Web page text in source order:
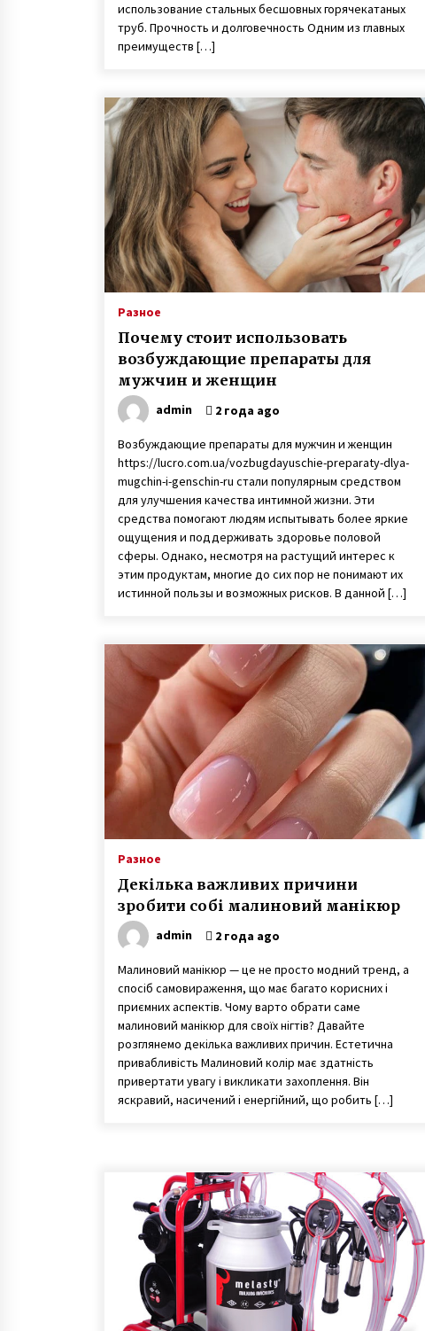
использование стальных бесшовных горячекатаных
труб. Прочность и долговечность Одним из главных
преимуществ […]
Разное
Почему стоит использовать
возбуждающие препараты для
мужчин и женщин
admin 2 года ago
Возбуждающие препараты для мужчин и женщин
https://lucro.com.ua/vozbugdayuschie-preparaty-dlya-
mugchin-i-genschin-ru стали популярным средством
для улучшения качества интимной жизни. Эти
средства помогают людям испытывать более яркие
ощущения и поддерживать здоровье половой
сферы. Однако, несмотря на растущий интерес к
этим продуктам, многие до сих пор не понимают их
истинной пользы и возможных рисков. В данной […]
Разное
Декілька важливих причини
зробити собі малиновий манікюр
admin 2 года ago
Малиновий манікюр — це не просто модний тренд, а
спосіб самовираження, що має багато корисних і
приємних аспектів. Чому варто обрати саме
малиновий манікюр для своїх нігтів? Давайте
розглянемо декілька важливих причин. Естетична
привабливість Малиновий колір має здатність
привертати увагу і викликати захоплення. Він
яскравий, насичений і енергійний, що робить […]